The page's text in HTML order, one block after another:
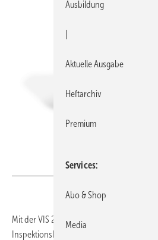
Mit der VIS 260 erweitert Wöhler sein
Inspektionskamera für typische
Ausbildung
Aktuelle Ausgabe
Heftarchiv
Premium
Services
Abo & Shop
Media